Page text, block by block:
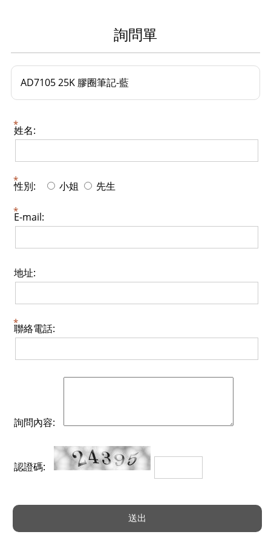
詢問單
AD7105 25K 膠圈筆記-藍
姓名:
性別: 小姐 先生
E-mail:
地址:
聯絡電話:
詢問內容:
認證碼: